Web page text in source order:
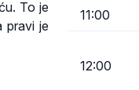
To je
pravi je
11:00
12:00